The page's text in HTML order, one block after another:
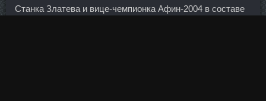
Станка Златева и вице-чемпионка Афин-2004 в составе